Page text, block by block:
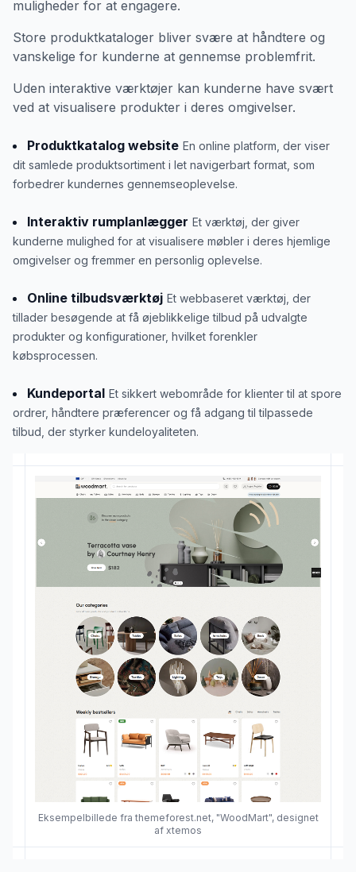
Eksempelbillede fra themeforest.net, "WoodMart", designet
af xtemos
muligheder for at engagere.
Store produktkataloger bliver svære at håndtere og
vanskelige for kunderne at gennemse problemfrit.
Uden interaktive værktøjer kan kunderne have svært
ved at visualisere produkter i deres omgivelser.
Produktkatalog website En online platform, der viser
dit samlede produktsortiment i let navigerbart format, som
forbedrer kundernes gennemseoplevelse.
Interaktiv rumplanlægger Et værktøj, der giver
kunderne mulighed for at visualisere møbler i deres hjemlige
omgivelser og fremmer en personlig oplevelse.
Online tilbudsværktøj Et webbaseret værktøj, der
tillader besøgende at få øjeblikkelige tilbud på udvalgte
produkter og konfigurationer, hvilket forenkler
købsprocessen.
Kundeportal Et sikkert webområde for klienter til at spore
ordrer, håndtere præferencer og få adgang til tilpassede
tilbud, der styrker kundeloyaliteten.